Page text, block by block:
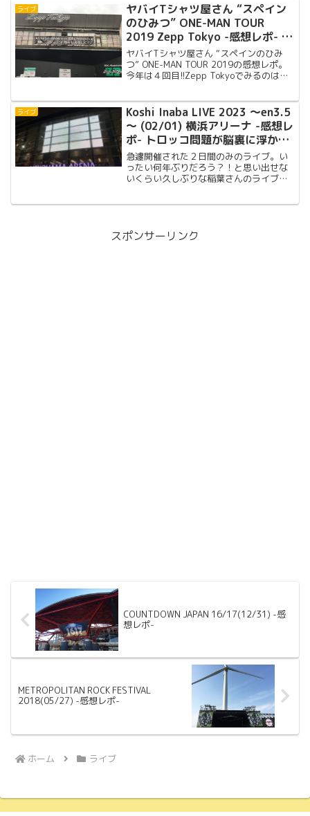
ライブ
ヤバイTシャツ屋さん “スペイン
のひみつ” ONE-MAN TOUR
2019 Zepp Tokyo -感想レポ- 今
年４回目、何度みても飽きませ
ん!!
ヤバイTシャツ屋さん “スペインのひみ
つ” ONE-MAN TOUR 2019の感想レポ。
今年は４回目!!Zepp Tokyoでみるのは２
ライブ
Koshi Inaba LIVE 2023 ～en3.5
～ (02/01) 横浜アリーナ -感想レ
ポ- トロッコ問題が脳裏に浮かん
だ
急遽開催された２日間のみのライブ。い
ったい何年ぶりだろう？！と思い出せな
いくらい久しぶりな稲葉さんのライブに
スポンサーリンク
COUNTDOWN JAPAN 16/17(12/31) -感
想レポ-
METROPOLITAN ROCK FESTIVAL
2018(05/27) -感想レポ-
ホーム ライブ